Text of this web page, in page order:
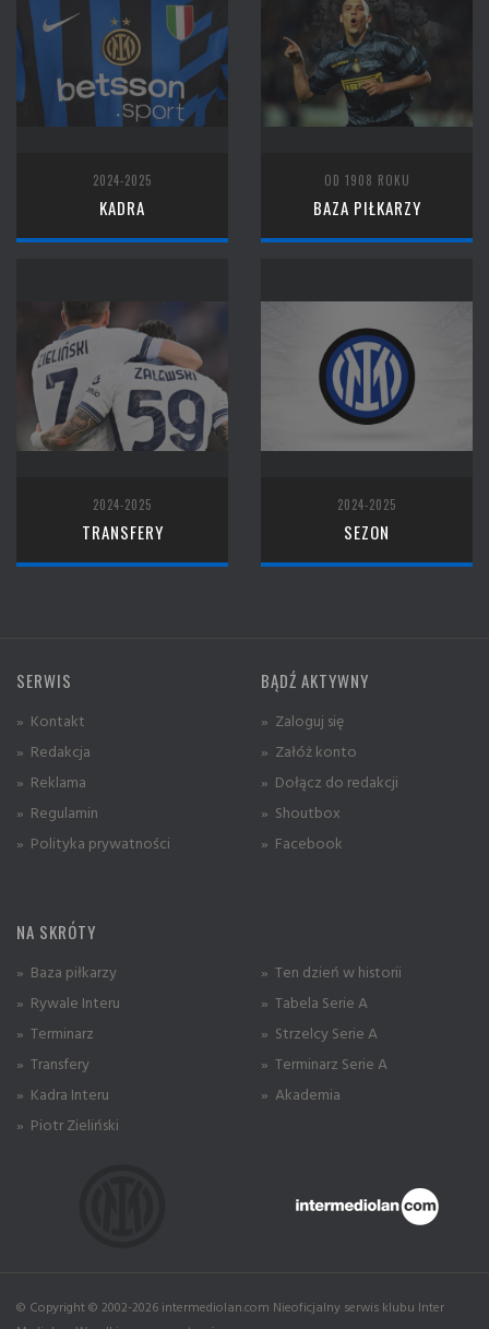
2024-2025
KADRA
OD 1908 ROKU
BAZA PIŁKARZY
2024-2025
TRANSFERY
2024-2025
SEZON
SERWIS
» Kontakt
» Redakcja
» Reklama
» Regulamin
» Polityka prywatności
BĄDŹ AKTYWNY
» Zaloguj się
» Załóż konto
» Dołącz do redakcji
» Shoutbox
» Facebook
NA SKRÓTY
» Baza piłkarzy
» Rywale Interu
» Terminarz
» Transfery
» Kadra Interu
» Piotr Zieliński
» Ten dzień w historii
» Tabela Serie A
» Strzelcy Serie A
» Terminarz Serie A
» Akademia
© Copyright © 2002-2026 intermediolan.com Nieoficjalny serwis klubu Inter